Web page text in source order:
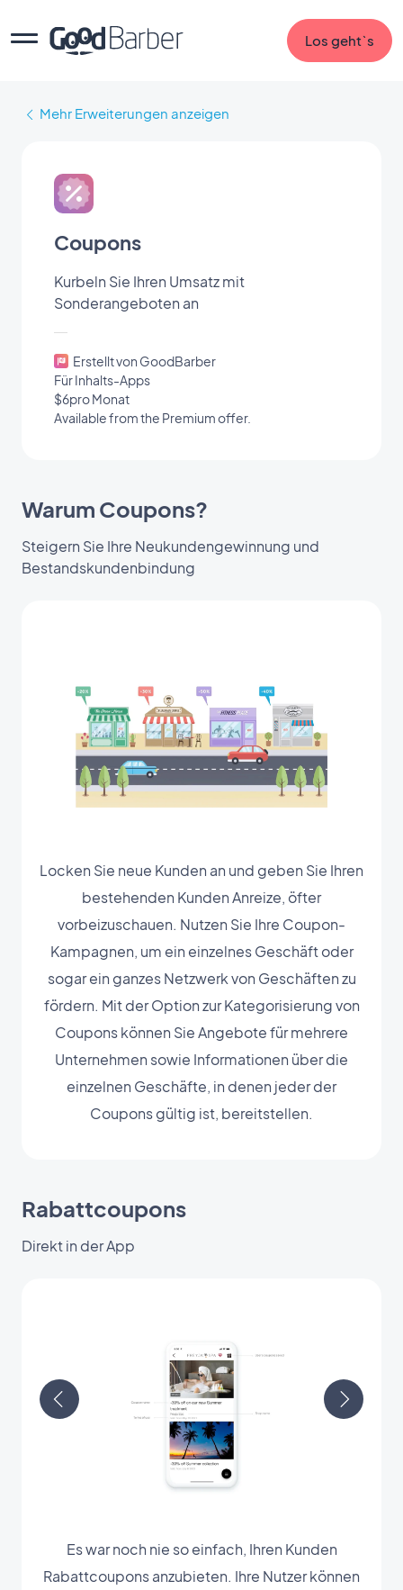
Los geht`s
Mehr Erweiterungen anzeigen
Coupons
Kurbeln Sie Ihren Umsatz mit
Sonderangeboten an
Erstellt von GoodBarber
Für Inhalts-Apps
$6pro Monat
Available from the Premium offer.
Warum Coupons?
Steigern Sie Ihre Neukundengewinnung und
Bestandskundenbindung
Locken Sie neue Kunden an und geben Sie Ihren
bestehenden Kunden Anreize, öfter
vorbeizuschauen. Nutzen Sie Ihre Coupon-
Kampagnen, um ein einzelnes Geschäft oder
sogar ein ganzes Netzwerk von Geschäften zu
fördern. Mit der Option zur Kategorisierung von
Coupons können Sie Angebote für mehrere
Unternehmen sowie Informationen über die
einzelnen Geschäfte, in denen jeder der
Coupons gültig ist, bereitstellen.
Rabattcoupons
Direkt in der App
Es war noch nie so einfach, Ihren Kunden
Rabattcoupons anzubieten. Ihre Nutzer können